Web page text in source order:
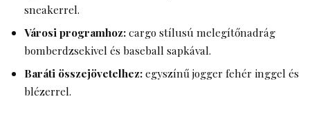
sneakerrel.
Városi programhoz:cargo stílusú melegítőnadrág
bomberdzsekivel és baseball sapkával.
Baráti összejövetelhez:egyszínű jogger fehér inggel és
blézerrel.